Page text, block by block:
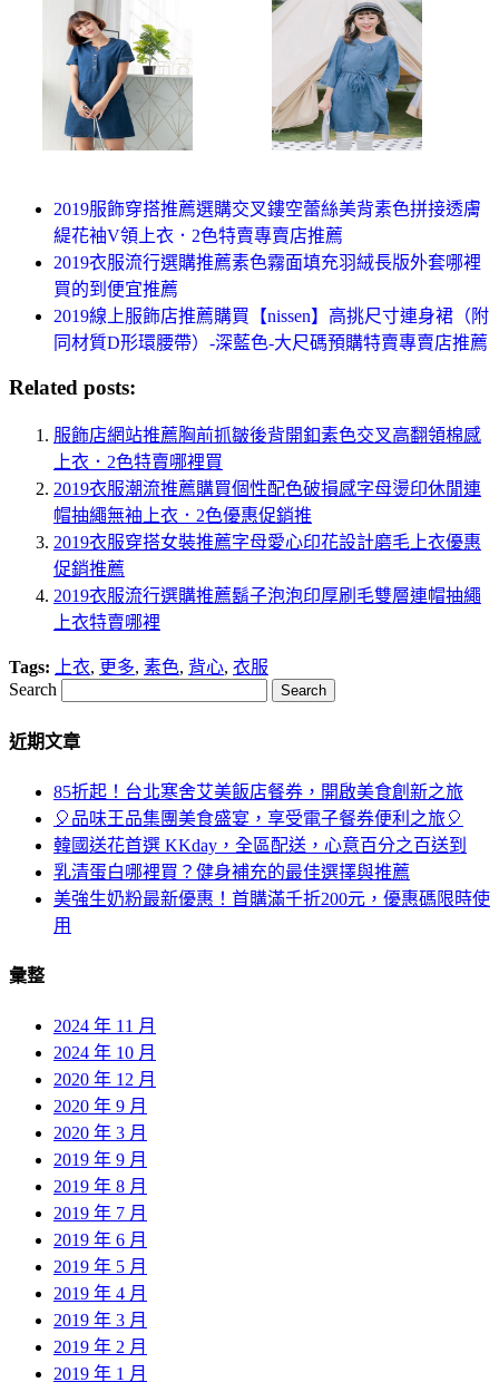
2019服飾穿搭推薦選購交叉鏤空蕾絲美背素色拼接透膚
緹花袖V領上衣．2色特賣專賣店推薦
2019衣服流行選購推薦素色霧面填充羽絨長版外套哪裡
買的到便宜推薦
2019線上服飾店推薦購買【nissen】高挑尺寸連身裙（附
同材質D形環腰帶）-深藍色-大尺碼預購特賣專賣店推薦
Related posts:
服飾店網站推薦胸前抓皺後背開釦素色交叉高翻領棉感
上衣．2色特賣哪裡買
2019衣服潮流推薦購買個性配色破損感字母燙印休閒連
帽抽繩無袖上衣．2色優惠促銷推
2019衣服穿搭女裝推薦字母愛心印花設計磨毛上衣優惠
促銷推薦
2019衣服流行選購推薦鬍子泡泡印厚刷毛雙層連帽抽繩
上衣特賣哪裡
Tags: 上衣, 更多, 素色, 背心, 衣服
Search
近期文章
85折起！台北寒舍艾美飯店餐券，開啟美食創新之旅
🎈品味王品集團美食盛宴，享受電子餐券便利之旅🎈
韓國送花首選 KKday，全區配送，心意百分之百送到
乳清蛋白哪裡買？健身補充的最佳選擇與推薦
美強生奶粉最新優惠！首購滿千折200元，優惠碼限時使
用
彙整
2024 年 11 月
2024 年 10 月
2020 年 12 月
2020 年 9 月
2020 年 3 月
2019 年 9 月
2019 年 8 月
2019 年 7 月
2019 年 6 月
2019 年 5 月
2019 年 4 月
2019 年 3 月
2019 年 2 月
2019 年 1 月